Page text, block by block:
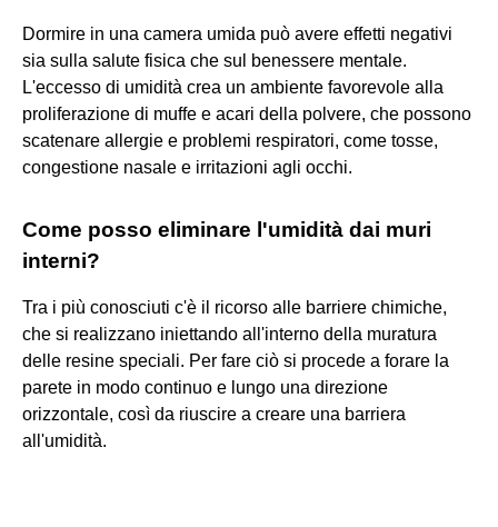
Dormire in una camera umida può avere effetti negativi
sia sulla salute fisica che sul benessere mentale.
L'eccesso di umidità crea un ambiente favorevole alla
proliferazione di muffe e acari della polvere, che possono
scatenare allergie e problemi respiratori, come tosse,
congestione nasale e irritazioni agli occhi.
Come posso eliminare l'umidità dai muri
interni?
Tra i più conosciuti c'è il ricorso alle barriere chimiche,
che si realizzano iniettando all'interno della muratura
delle resine speciali. Per fare ciò si procede a forare la
parete in modo continuo e lungo una direzione
orizzontale, così da riuscire a creare una barriera
all'umidità.